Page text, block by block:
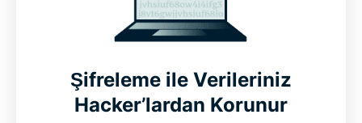
Şifreleme ile Verileriniz
Hacker’lardan Korunur